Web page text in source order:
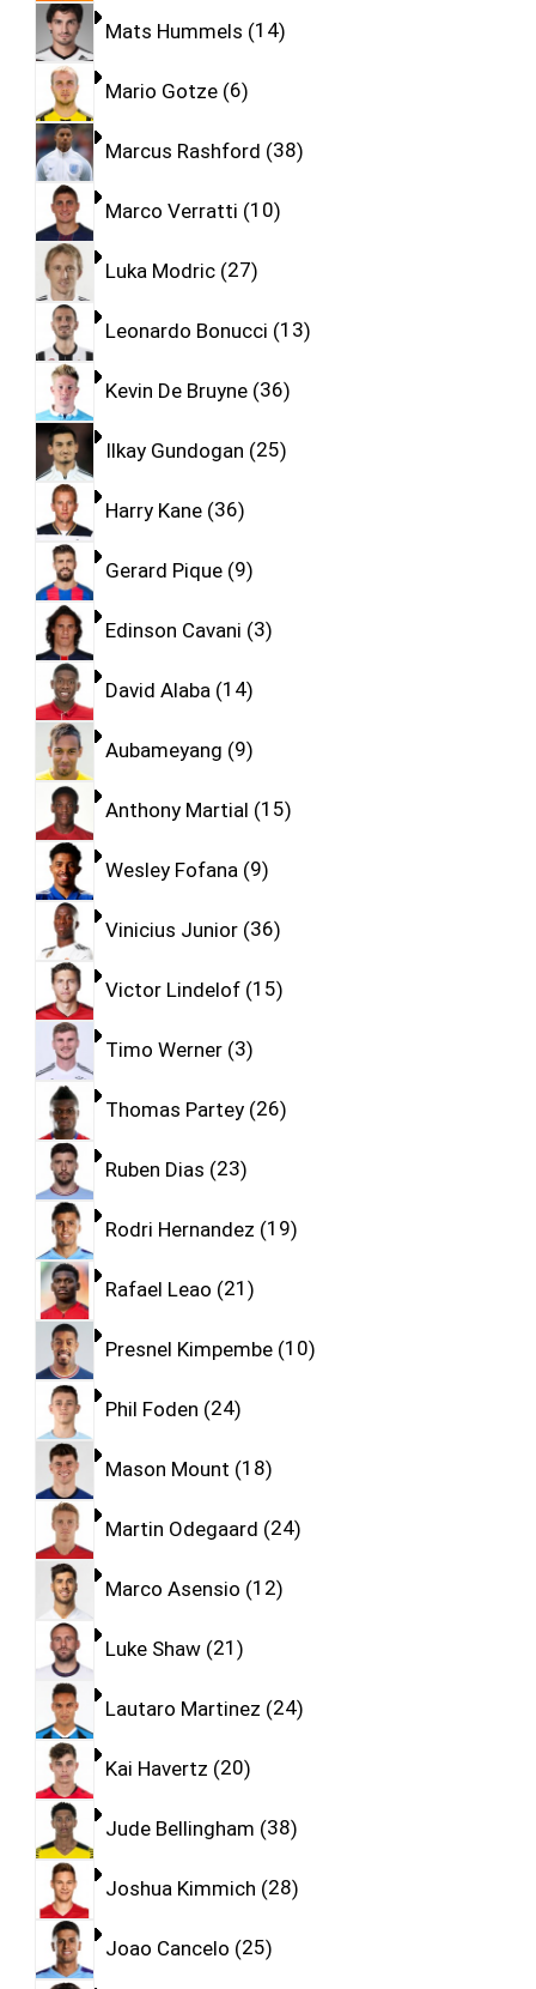
Mats Hummels 14
Mario Gotze 6
Marcus Rashford 38
Marco Verratti 10
Luka Modric 27
Leonardo Bonucci 13
Kevin De Bruyne 36
Ilkay Gundogan 25
Harry Kane 36
Gerard Pique 9
Edinson Cavani 3
David Alaba 14
Aubameyang 9
Anthony Martial 15
Wesley Fofana 9
Vinicius Junior 36
Victor Lindelof 15
Timo Werner 3
Thomas Partey 26
Ruben Dias 23
Rodri Hernandez 19
Rafael Leao 21
Presnel Kimpembe 10
Phil Foden 24
Mason Mount 18
Martin Odegaard 24
Marco Asensio 12
Luke Shaw 21
Lautaro Martinez 24
Kai Havertz 20
Jude Bellingham 38
Joshua Kimmich 28
Joao Cancelo 25